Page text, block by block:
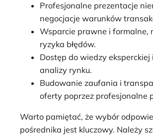
Profesjonalne prezentacje
negocjacje warunków
Wsparcie prawne i formalne,
ryzyka błędów.
Dostęp do wiedzy eksperckiej
analizy rynku.
Budowanie zaufania i
oferty poprzez profesjonalne
Warto pamiętać, że wybór
pośrednika jest kluczowy. Należy